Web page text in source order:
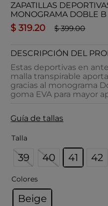
ZAPATILLAS
MONOGRAMA DOBLE B
$ 319.20 $ 399.00
DESCRIPCIÓN DEL
Estas deportivas en
malla transpirable
gracias al monograma
goma EVA para mayor
Guía de tallas
Talla
39 40 41 42
Colores
Beige